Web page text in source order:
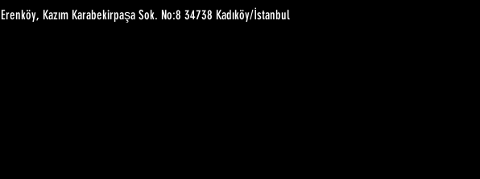
Erenköy, Kazım Karabekirpaşa Sok. No:8 34738 Kadıköy/İstanbul